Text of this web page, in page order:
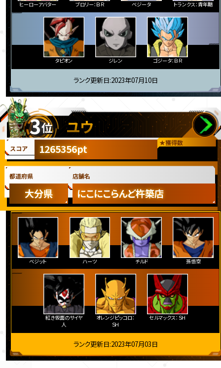
ヒーローアバター ブロリー：ＢＲ ベジータ トランクス：青年期
タピオン ジレン ゴジータ：ＢＲ
ランク更新日:2023年07月10日
3位 ユウ
★獲得数
スコア 1265356pt
都道府県
大分県
店舗名
にこにこらんど杵築店
ベジット ハーツ チルド 孫悟空
紅き仮面のサイヤ
人
オレンジピッコロ：
ＳＨ
セルマックス：ＳＨ
ランク更新日:2023年07月03日